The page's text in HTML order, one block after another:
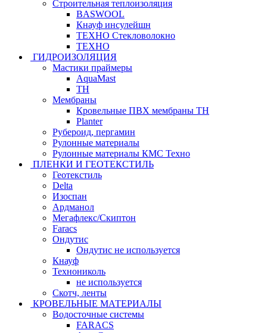
Строительная теплоизоляция
BASWOOL
Кнауф инсулейшн
ТЕХНО Стекловолокно
ТЕХНО
ГИДРОИЗОЛЯЦИЯ
Мастики праймеры
AquaMast
ТН
Мембраны
Кровельные ПВХ мембраны ТН
Planter
Рубероид, пергамин
Рулонные материалы
Рулонные материалы КМС Техно
ПЛЕНКИ И ГЕОТЕКСТИЛЬ
Геотекстиль
Delta
Изоспан
Ардманол
Мегафлекс/Скиптон
Faracs
Ондутис
Ондутис не используется
Кнауф
Технониколь
не используется
Скотч, ленты
КРОВЕЛЬНЫЕ МАТЕРИАЛЫ
Водосточные системы
FARACS